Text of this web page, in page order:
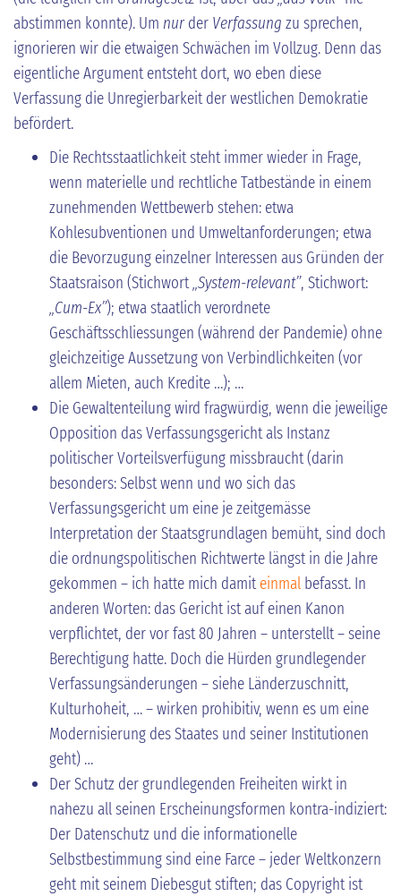
abstimmen konnte). Um nurder Verfassung zu sprechen,
ignorieren wir die etwaigen Schwächen im Vollzug. Denn das
eigentliche Argument entsteht dort, wo eben diese
Verfassung die Unregierbarkeit der westlichen Demokratie
befördert.
Die Rechtsstaatlichkeit steht immer wieder in Frage,
wenn materielle und rechtliche Tatbestände in einem
zunehmenden Wettbewerb stehen: etwa
Kohlesubventionen und Umweltanforderungen; etwa
die Bevorzugung einzelner Interessen aus Gründen der
Staatsraison (Stichwort„System-relevant”, Stichwort:
„Cum-Ex”); etwa staatlich verordnete
Geschäftsschliessungen (während der Pandemie) ohne
gleichzeitige Aussetzung von Verbindlichkeiten (vor
allem Mieten, auch Kredite …); …
Die Gewaltenteilung wird fragwürdig, wenn die jeweilige
Opposition das Verfassungsgericht als Instanz
politischer Vorteilsverfügung missbraucht (darin
besonders: Selbst wenn und wo sich das
Verfassungsgericht um eine je zeitgemässe
Interpretation der Staatsgrundlagen bemüht, sind doch
die ordnungspolitischen Richtwerte längst in die Jahre
gekommen – ich hatte mich damiteinmal befasst. In
anderen Worten: das Gericht ist auf einen Kanon
verpflichtet, der vor fast 80 Jahren – unterstellt – seine
Berechtigung hatte. Doch die Hürden grundlegender
Verfassungsänderungen – siehe Länderzuschnitt,
Kulturhoheit, … – wirken prohibitiv, wenn es um eine
Modernisierung des Staates und seiner Institutionen
geht) …
Der Schutz der grundlegenden Freiheiten wirkt in
nahezu all seinen Erscheinungsformen kontra-indiziert:
Der Datenschutz und die informationelle
Selbstbestimmung sind eine Farce – jeder Weltkonzern
geht mit seinem Diebesgut stiften; das Copyright ist